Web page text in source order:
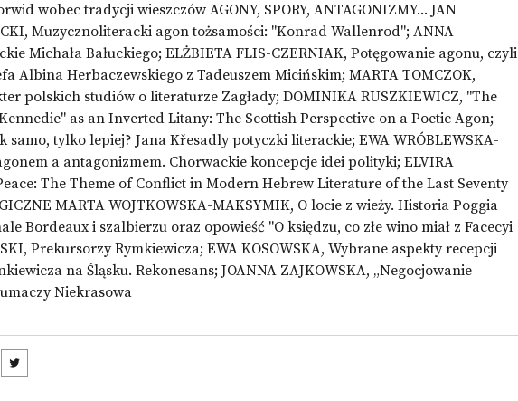
wobec tradycji wieszczów AGONY, SPORY, ANTAGONIZMY... JAN
Muzycznoliteracki agon tożsamości: "Konrad Wallenrod"; ANNA
Michała Bałuckiego; ELŻBIETA FLIS-CZERNIAK, Potęgowanie agonu, czyli
Albina Herbaczewskiego z Tadeuszem Micińskim; MARTA TOMCZOK,
polskich studiów o literaturze Zagłady; DOMINIKA RUSZKIEWICZ, "The
as an Inverted Litany: The Scottish Perspective on a Poetic Agon;
samo, tylko lepiej? Jana Křesadly potyczki literackie; EWA WRÓBLEWSKA-
a antagonizmem. Chorwackie koncepcje idei polityki; ELVIRA
The Theme of Conflict in Modern Hebrew Literature of the Last Seventy
MARTA WOJTKOWSKA-MAKSYMIK, O locie z wieży. Historia Poggia
Bordeaux i szalbierzu oraz opowieść "O księdzu, co złe wino miał z Facecyi
Prekursorzy Rymkiewicza; EWA KOSOWSKA, Wybrane aspekty recepcji
na Śląsku. Rekonesans; JOANNA ZAJKOWSKA, „Negocjowanie
Niekrasowa